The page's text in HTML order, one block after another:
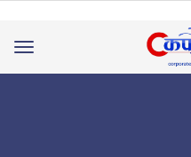
Toggle
navigation